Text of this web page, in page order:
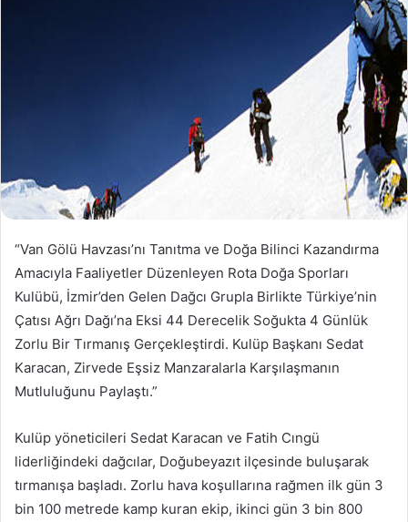
“Van Gölü Havzası’nı Tanıtma ve Doğa Bilinci Kazandırma
Amacıyla Faaliyetler Düzenleyen Rota Doğa Sporları
Kulübü, İzmir’den Gelen Dağcı Grupla Birlikte Türkiye’nin
Çatısı Ağrı Dağı’na Eksi 44 Derecelik Soğukta 4 Günlük
Zorlu Bir Tırmanış Gerçekleştirdi. Kulüp Başkanı Sedat
Karacan, Zirvede Eşsiz Manzaralarla Karşılaşmanın
Mutluluğunu Paylaştı.”
Kulüp yöneticileri Sedat Karacan ve Fatih Cıngü
liderliğindeki dağcılar, Doğubeyazıt ilçesinde buluşarak
tırmanışa başladı. Zorlu hava koşullarına rağmen ilk gün 3
bin 100 metrede kamp kuran ekip, ikinci gün 3 bin 800